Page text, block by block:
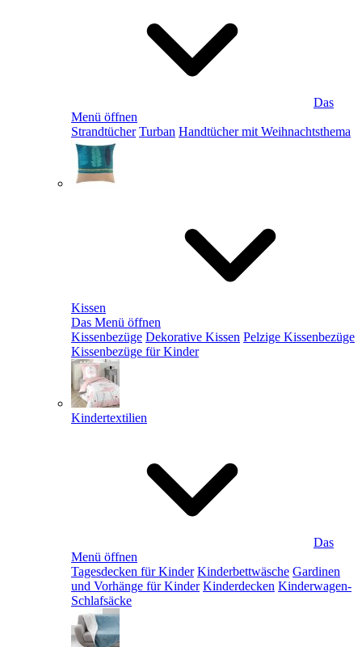
Das
Menü öffnen
Strandtücher Turban Handtücher mit Weihnachtsthema
Kissen
Das Menü öffnen
Kissenbezüge Dekorative Kissen Pelzige Kissenbezüge
Kissenbezüge für Kinder
Kindertextilien
Das
Menü öffnen
Tagesdecken für Kinder Kinderbettwäsche Gardinen
und Vorhänge für Kinder Kinderdecken Kinderwagen-
Schlafsäcke